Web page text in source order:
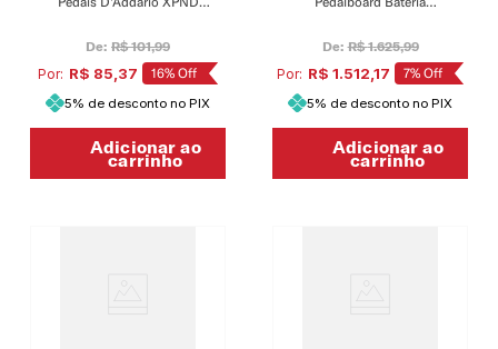
De: R$ 101,99
Por: R$ 85,37 16%Off
5% de desconto no PIX
Adicionar ao
carrinho
De: R$ 1.625,99
Por: R$ 1.512,17 7%Off
5% de desconto no PIX
Adicionar ao
carrinho